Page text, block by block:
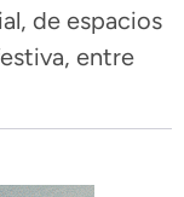
de espacios
entre